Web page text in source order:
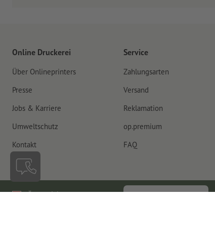
Online Druckerei
Über Onlineprinters
Presse
Jobs & Karriere
Umweltschutz
Kontakt
Service
Zahlungsarten
Versand
Reklamation
op.premium
FAQ
Österreich Vertrag widerrufen